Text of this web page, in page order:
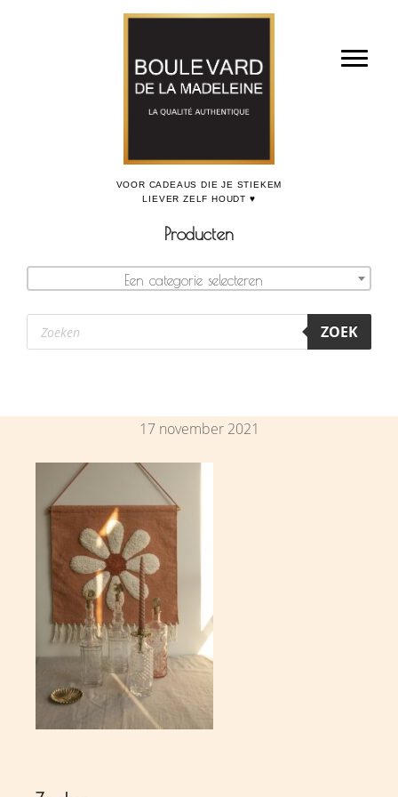
Producten
Een categorie selecteren
Producten
zoeken ZOEK
17 november 2021